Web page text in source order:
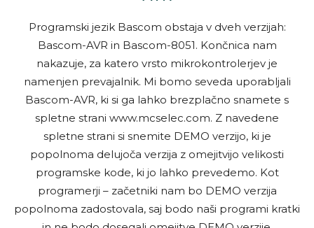
Programski jezik Bascom obstaja v dveh verzijah:
Bascom-AVR in Bascom-8051. Končnica nam
nakazuje, za katero vrsto mikrokontrolerjev je
namenjen prevajalnik. Mi bomo seveda uporabljali
Bascom-AVR, ki si ga lahko brezplačno snamete s
spletne strani www.mcselec.com. Z navedene
spletne strani si snemite DEMO verzijo, ki je
popolnoma delujoča verzija z omejitvijo velikosti
programske kode, ki jo lahko prevedemo. Kot
programerji – začetniki nam bo DEMO verzija
popolnoma zadostovala, saj bodo naši programi kratki